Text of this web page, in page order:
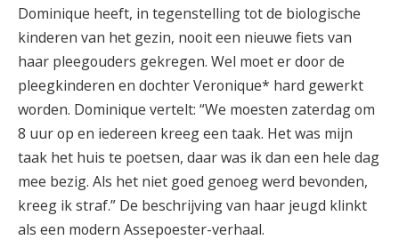
Dominique heeft, in tegenstelling tot de biologische
kinderen van het gezin, nooit een nieuwe fiets van
haar pleegouders gekregen. Wel moet er door de
pleegkinderen en dochter Veronique* hard gewerkt
worden. Dominique vertelt: “We moesten zaterdag om
8 uur op en iedereen kreeg een taak. Het was mijn
taak het huis te poetsen, daar was ik dan een hele dag
mee bezig. Als het niet goed genoeg werd bevonden,
kreeg ik straf.” De beschrijving van haar jeugd klinkt
als een modern Assepoester-verhaal.